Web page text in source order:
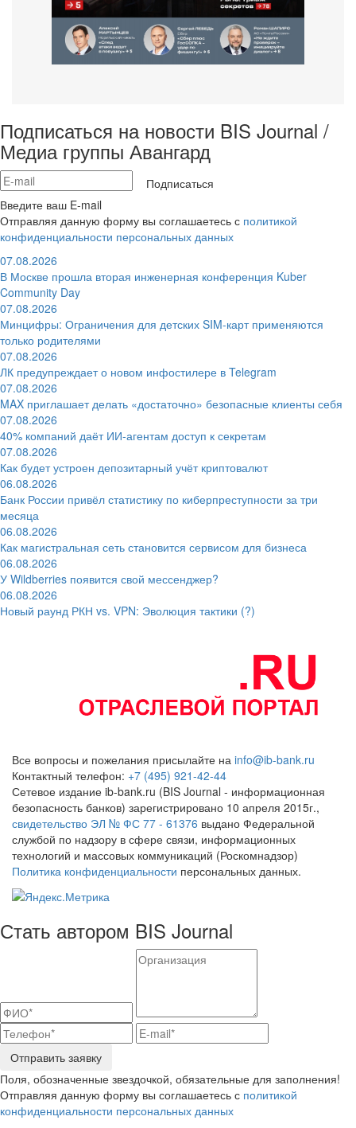
Подписаться на новости BIS Journal /
Медиа группы Авангард
Подписаться
Введите ваш E-mail
Отправляя данную форму вы соглашаетесь с политикой
конфиденциальности персональных данных
07.08.2026
В Москве прошла вторая инженерная конференция Kuber
Community Day
07.08.2026
Минцифры: Ограничения для детских SIM-карт применяются
только родителями
07.08.2026
ЛК предупреждает о новом инфостилере в Telegram
07.08.2026
MAX приглашает делать «достаточно» безопасные клиенты себя
07.08.2026
40% компаний даёт ИИ‑агентам доступ к секретам
07.08.2026
Как будет устроен депозитарный учёт криптовалют
06.08.2026
Банк России привёл статистику по киберпреступности за три
месяца
06.08.2026
Как магистральная сеть становится сервисом для бизнеса
06.08.2026
У Wildberries появится свой мессенджер?
06.08.2026
Новый раунд РКН vs. VPN: Эволюция тактики (?)
Все вопросы и пожелания присылайте на info@ib-bank.ru
Контактный телефон: +7 (495) 921-42-44
Сетевое издание ib-bank.ru (BIS Journal - информационная
безопасность банков) зарегистрировано 10 апреля 2015г.,
свидетельство ЭЛ № ФС 77 - 61376 выдано Федеральной
службой по надзору в сфере связи, информационных
технологий и массовых коммуникаций (Роскомнадзор)
Политика конфиденциальности персональных данных.
Стать автором BIS Journal
Отправить заявку
Поля, обозначенные звездочкой, обязательные для заполнения!
Отправляя данную форму вы соглашаетесь с политикой
конфиденциальности персональных данных